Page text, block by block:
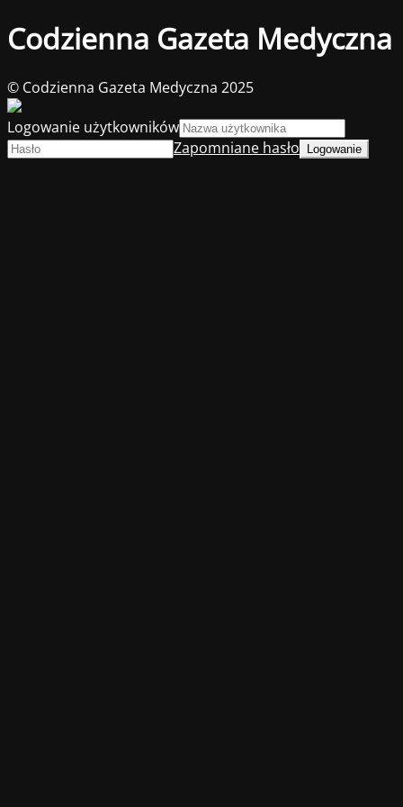
Codzienna Gazeta Medyczna
© Codzienna Gazeta Medyczna 2025
Logowanie użytkowników
Zapomniane hasło